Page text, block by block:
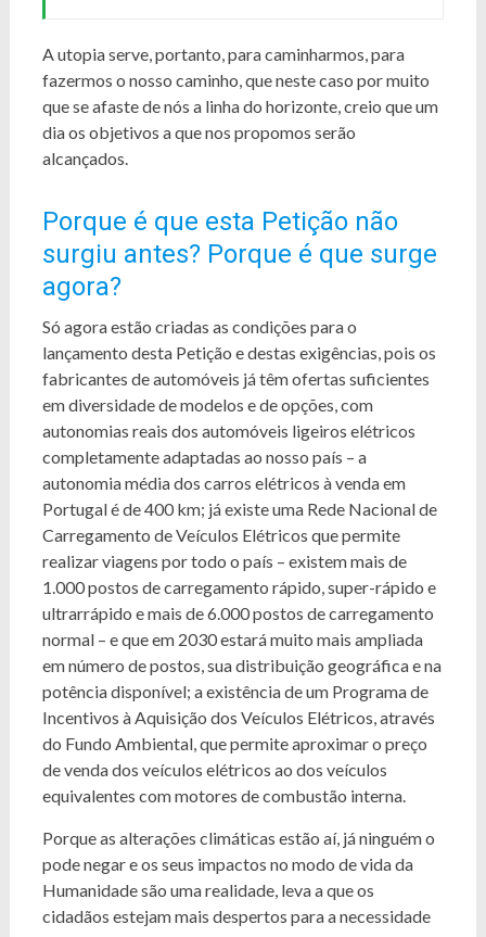
A utopia serve, portanto, para caminharmos, para
fazermos o nosso caminho, que neste caso por muito
que se afaste de nós a linha do horizonte, creio que um
dia os objetivos a que nos propomos serão
alcançados.
Porque é que esta Petição não
surgiu antes? Porque é que surge
agora?
Só agora estão criadas as condições para o
lançamento desta Petição e destas exigências, pois os
fabricantes de automóveis já têm ofertas suficientes
em diversidade de modelos e de opções, com
autonomias reais dos automóveis ligeiros elétricos
completamente adaptadas ao nosso país – a
autonomia média dos carros elétricos à venda em
Portugal é de 400 km; já existe uma Rede Nacional de
Carregamento de Veículos Elétricos que permite
realizar viagens por todo o país – existem mais de
1.000 postos de carregamento rápido, super-rápido e
ultrarrápido e mais de 6.000 postos de carregamento
normal – e que em 2030 estará muito mais ampliada
em número de postos, sua distribuição geográfica e na
potência disponível; a existência de um Programa de
Incentivos à Aquisição dos Veículos Elétricos, através
do Fundo Ambiental, que permite aproximar o preço
de venda dos veículos elétricos ao dos veículos
equivalentes com motores de combustão interna.
Porque as alterações climáticas estão aí, já ninguém o
pode negar e os seus impactos no modo de vida da
Humanidade são uma realidade, leva a que os
cidadãos estejam mais despertos para a necessidade